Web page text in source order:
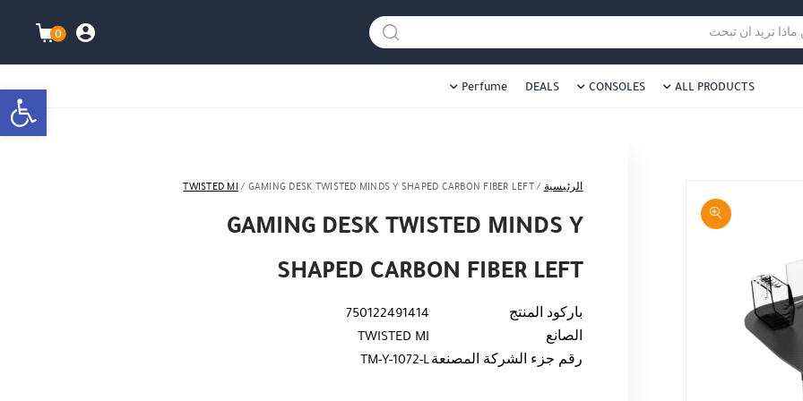
هل نزلت التطبيق ليصلك كل جديد ؟ هل نزلت التطبيق ليصلك كل جديد ؟
0
עגלת
تريد ان تبحث
ALL PRODUCTS
CONSOLES
DEALS
Perfume
الرئيسية /
TWISTED MI / GAMING DESK TWISTED MINDS Y SHAPED CARBON FIBER LEFT
GAMING DESK TWISTED MINDS Y
SHAPED CARBON FIBER LEFT
باركود المنتج
750122491414
الصانع
TWISTED MI
رقم جزء الشركة المصنعةTM-Y-1072-L